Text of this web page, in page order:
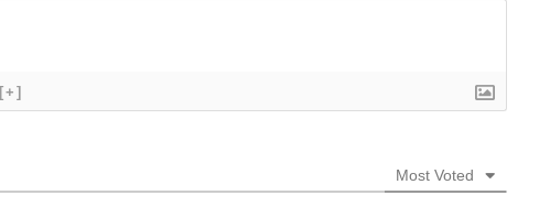
[+]
Most Voted